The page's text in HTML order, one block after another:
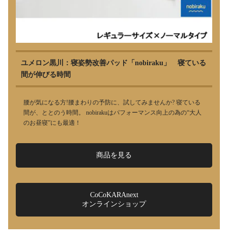
ユメロン黒川：寝姿勢改善パッド「nobiraku」 寝ている
間が伸びる時間
腰が気になる方!腰まわりの予防に、試してみませんか? 寝ている
間が、ととのう時間。 nobirakuはパフォーマンス向上の為の“大人
のお昼寝”にも最適！
商品を見る
CoCoKARAnext
オンラインショップ